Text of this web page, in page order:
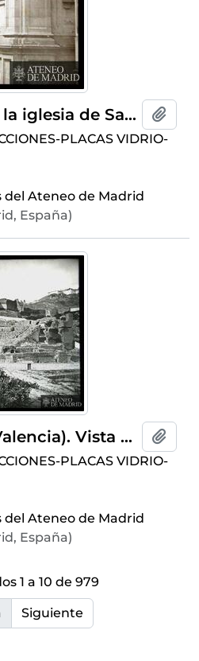
1022. Exterior de la iglesia de San Cayetano de Madrid.
PLACAS VIDRIO-
del Ateneo de Madrid
España)
1070. Sagunto (Valencia). Vista general del Teatro Romano
PLACAS VIDRIO-
del Ateneo de Madrid
España)
1 a 10 de 979
Siguiente